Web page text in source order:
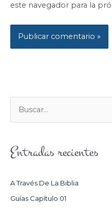
este navegador para la
U
C
Entradas recientes
A Través De La Biblia
Guías Capítulo 01